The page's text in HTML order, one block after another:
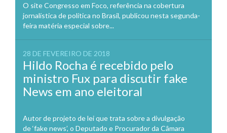
O site Congresso em Foco, referência na cobertura
jornalística de política no Brasil, publicou nesta segunda-
feira matéria especial sobre...
28 DE FEVEREIRO DE 2018
Hildo Rocha é recebido pelo
ministro Fux para discutir fake
News em ano eleitoral
Autor de projeto de lei que trata sobre a divulgação
de ‘fake news’, o Deputado e Procurador da Câmara